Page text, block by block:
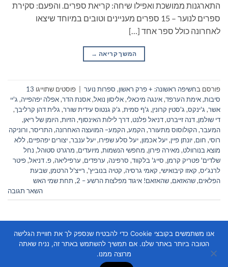
התארגנות ממושכת ואפילו שיחה: קריאת ספרים. והפעם: סקירת
ספרים לנוער – 15 ספרים מעניינים וטובים במיוחד שיצאו
לאחרונה כולל ספר אחד […]
המשך קריאה →
פורסם בחשיפה ראשונה: + פרק ראשון, ספרות נוער | פוסטים שתוייגו 13
סיבות,אימת הערפד,אינגה מיכאלי,אליסון נואל,אסנת הדר,אפלה יפהפייה, ג'יי
אשר, ג'ינקס, ג'סטין קרונין, ג'ף סמית, ג'ק גנטוס עידית שורר, גלית דהן קרליבך,
די שולמן,דנה זייברט,דניאל פלנט,דרך לילות האינסוף,הזיות,היומן של ריאן,
המעבר,הקולוסוס מתעורר,הקמע,הקמע– המועצה האחרונה,התריסר,ורוניקה
רוסי, חום,יונתן פיין,יעל אכמון,יעל סלע שפירו,יעל ענבר,יצורים יפהפיים,ללא
מוצא בנורוולט, מאירה פירון, מחפשי הנשמות, מיועדים, מרגרט סטוהל, נחל
שלדים' פטריק קרמן, סייג' בלקווד, סרפינה, ערפדים, ערפיליאה,פ. דניאל,פיטר
לרנג'יס, קאזו קיבואישי, קאמי גרסיה, קטיה בנוביץ', רייצ'ל הרטמן,שבעת
הפלאים,שהאזאם,שהאזאם! איגוד מפלצות הרשע – 2 , תחת שמי האש
השאר תגובה
אנו משתמשים בקובצי Cookie כדי להבטיח שנספק לך את חוויית הגלישה
הטובה ביותר באתר שלנו. אם תמשיך להשתמש באתר זה, נניח שאתה
מרוצה ממנו.